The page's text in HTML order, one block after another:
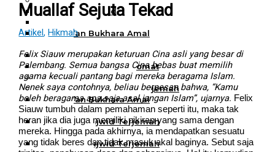
Mushaf Tahajud
Quran Hijrah
Al-Qur’an Bukhara Amal
Al Quran Haji Umrah
Mushaf Tilawah Maqomat
Al Quran Terjemah
Al Quran Tajwid dan Terjemah
Al-Qur’an Bukhara Amal
Harian
Al Quran Tajwid Terjemah
Bukhara A6
Al Quran Tajwid Terjemah
Muallaf Sejuta Tekad
Artikel, Hikmah
Felix Siauw merupakan keturuan Cina asli yang besar di
Palembang. Semua bangsa Cina bebas buat memilih
agama kecuali pantang bagi mereka beragama Islam.
Nenek saya contohnya, beliau berpesan bahwa, “Kamu
boleh beragama apa saja asal jangan Islam”, ujarnya. Felix
Siauw tumbuh dalam pemahaman seperti itu, maka tak
heran jika dia juga memiliki pikiran yang sama dengan
mereka. Hingga pada akhirnya, ia mendapatkan sesuatu
yang tidak beres dan tidak masuk akal baginya. Sebut saja